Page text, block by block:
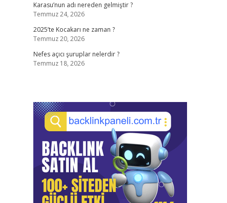
Karasu’nun adı nereden gelmiştir ?
Temmuz 24, 2026
2025’te Kocakarı ne zaman ?
Temmuz 20, 2026
Nefes açıcı şuruplar nelerdir ?
Temmuz 18, 2026